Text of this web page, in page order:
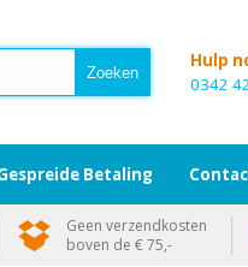
Hulp
0342
Betaling
Geen verzendkosten
boven de € 75,-